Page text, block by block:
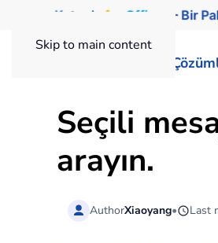
Skip to main content
Kutools for Office — Bir
Seçili
arayın.
AuthorXiaoyang• Last